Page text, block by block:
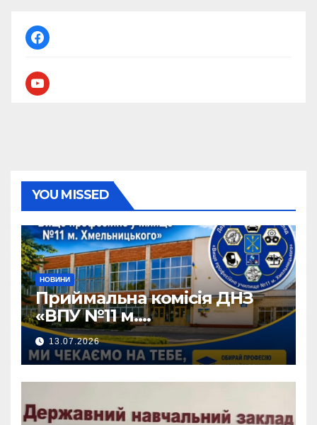
facebook
youtube
YOU MISSED
НОВИНИ
Приймальна комісія ДНЗ
«ВПУ №11 м.
Хмельницького» активно
працює!
13.07.2026